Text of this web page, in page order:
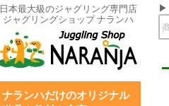
日本最大級のジャグリング専門店
ジャグリングショップ ナランハ
ナランハだけのオリジナル